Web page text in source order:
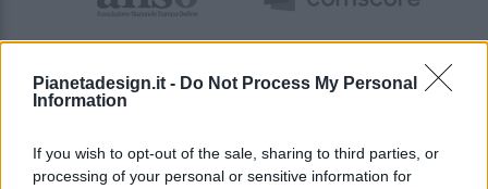
Pianetadesign.it - Do Not Process My Personal
Information
If you wish to opt-out of the sale, sharing to third parties, or
processing of your personal or sensitive information for